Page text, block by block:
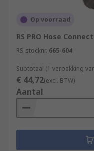
Op voorraad
RS PRO Hose
RS-stocknr. 665-604
Subtotaal (1 verpakking
€ 44,72(excl. BTW)
Aantal